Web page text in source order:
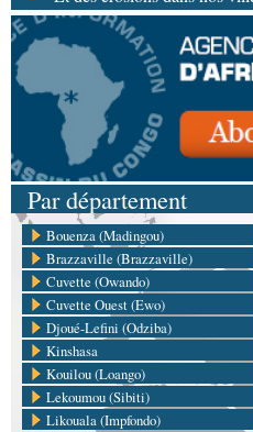
Par département
Bouenza (Madingou)
Brazzaville (Brazzaville)
Cuvette (Owando)
Cuvette Ouest (Ewo)
Djoué-Lefini (Odziba)
Kinshasa
Kouilou (Loango)
Lekoumou (Sibiti)
Likouala (Impfondo)